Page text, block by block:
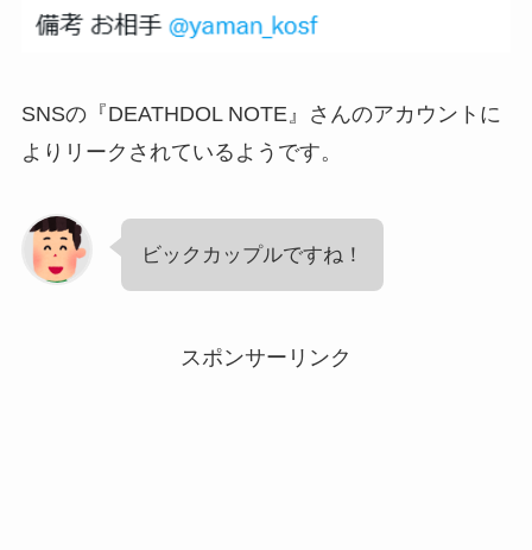
SNSの『DEATHDOL NOTE』さんのアカウントに
よりリークされているようです。
ビックカップルですね！
スポンサーリンク